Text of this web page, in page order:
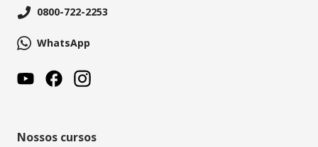
0800-722-2253
WhatsApp
Nossos cursos